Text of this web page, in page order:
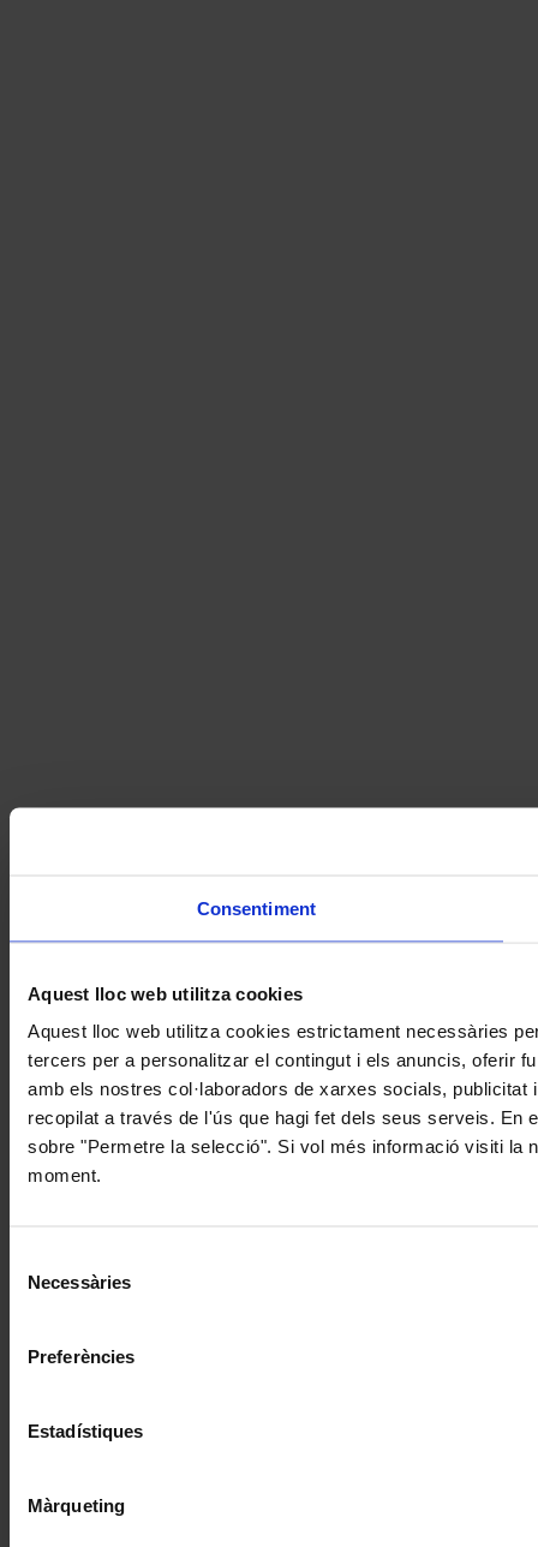
Consentiment
Aquest lloc web utilitza cookies
Aquest lloc web utilitza cookies estrictament necessàries
tercers per a personalitzar el contingut i els anuncis, oferir
amb els nostres col·laboradors de xarxes socials,
recopilat a través de l'ús que hagi fet dels seus serveis. En
sobre "Permetre la selecció". Si vol més informació visiti la
moment.
Necessàries
Preferències
Estadístiques
Màrqueting